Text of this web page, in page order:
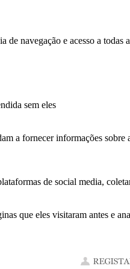
navegação e acesso a todas
sem eles
a fornecer informações
de social media,
que eles visitaram antes e